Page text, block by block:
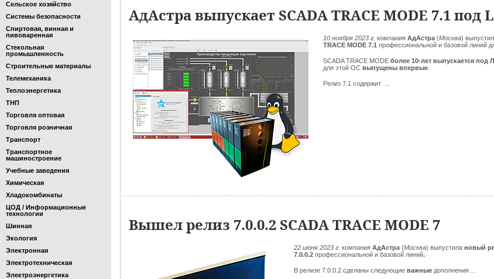
Сельское хозяйство
Системы безопасности
Спиртовая, винная и
пивоваренная
Стекольная
промышленность
Строительные материалы
Телемеханика
Теплоэнергетика
ТНП
Торговля оптовая
Торговля розничная
Транспорт
Транспортное
машиностроение
Учебные заведения
Химическая
Хладокомбинаты
ЦОД / Информационные
технологии
Шинная
Экология
Электронная
Электротехническая
Электроэнергетика
АдАстра выпускает SCADA TRACE MODE 7.1
10 ноября 2023 г. компания АдАстра (Москва)
TRACE MODE 7.1 профессиональной и базовой линий
SCADA TRACE MODE более 10-лет выпускается под
для этой ОС выпущены впервые
Релиз 7.1 содержит ...
Вышел релиз 7.0.0.2 SCADA TRACE MODE 7
22 июня 2023 г. компания АдАстра (Москва) выпустила новый
7.0.0.2 профессиональной и базовой линий.
В релизе 7.0.0.2 сделаны следующие важные дополнения ...